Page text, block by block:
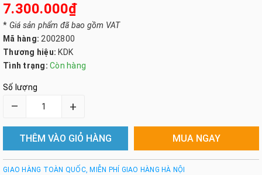
7.300.000₫
* Giá sản phẩm đã bao gồm VAT
Mã hàng: 2002800
Thương hiệu: KDK
Tình trạng: Còn hàng
Số lượng
– +
THÊM VÀO GIỎ HÀNG MUA NGAY
GIAO HÀNG TOÀN QUỐC, MIỄN PHÍ GIAO HÀNG HÀ NỘI